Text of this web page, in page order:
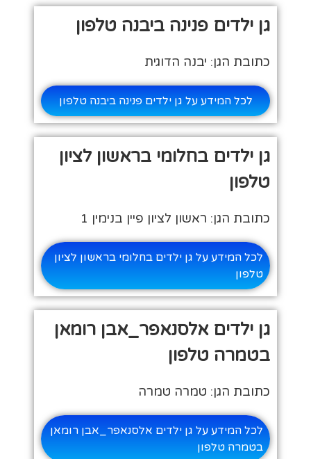
גן ילדים פנינה ביבנה טלפון
כתובת הגן: יבנה הדוגית
לכל המידע על גן ילדים פנינה ביבנה טלפון
גן ילדים בחלומי בראשון לציון
טלפון
כתובת הגן: ראשון לציון פיין בנימין 1
לכל המידע על גן ילדים בחלומי בראשון לציון
טלפון
גן ילדים אלסנאפר_אבן רומאן
בטמרה טלפון
כתובת הגן: טמרה טמרה
לכל המידע על גן ילדים אלסנאפר_אבן רומאן
בטמרה טלפון